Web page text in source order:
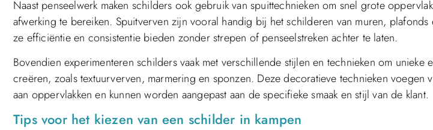
Naast penseelwerk maken schilders ook gebruik van spuittechnieken om snel grote
afwerking te bereiken. Spuitverven zijn vooral handig bij het schilderen van muren,
ze efficiëntie en consistentie bieden zonder strepen of penseelstreken achter te laten.
Bovendien experimenteren schilders vaak met verschillende stijlen en technieken om unieke
creëren, zoals textuurverven, marmering en sponzen. Deze decoratieve technieken voegen
aan oppervlakken en kunnen worden aangepast aan de specifieke smaak en stijl van de klant.
Tips voor het kiezen van een schilder in kampen